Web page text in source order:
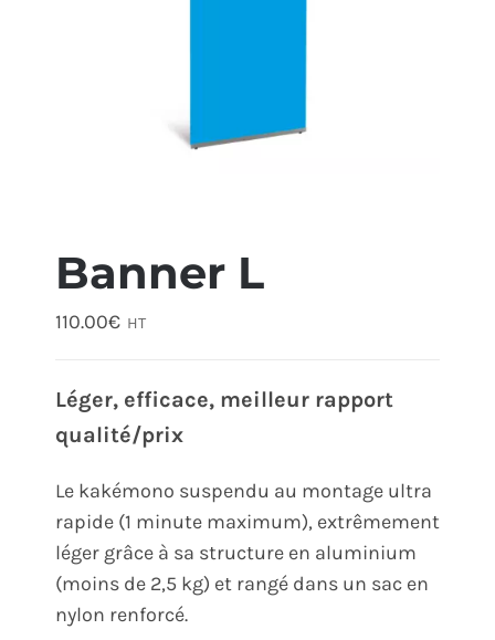
Banner L
110.00€ HT
Léger, efficace, meilleur rapport
qualité/prix
Le kakémono suspendu au montage ultra
rapide (1 minute maximum), extrêmement
léger grâce à sa structure en aluminium
(moins de 2,5 kg) et rangé dans un sac en
nylon renforcé.